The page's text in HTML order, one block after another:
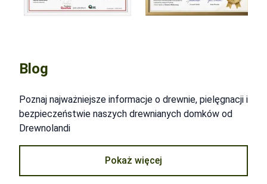
Blog
Poznaj najważniejsze informacje o drewnie, pielęgnacji i
bezpieczeństwie naszych drewnianych domków od
Drewnolandi
Pokaż więcej